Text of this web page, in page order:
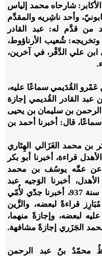
شارحاه محمد إلياس
وأحد ناشِريه والمقدِّم
من قدَّم له: عبد القادر
وتخريجه: شُعيب الأرناؤوط،
ابن علي الدَّقْر، في آخرين،
القُدَيمي سماعًا عليه،
عبد القادر القُديمي إجازة
بن سليمان بن يحيى
قال: أخبرنا أحمد بن
بن محمد الغَزَالي الهِتَاري
قراءة، أخبرنا أبو بكر
عن عمِّه يوسُف بن محمد
أخبرنا الوَجيه عبد
الرحمن بن علي ابن الدَّيْبَع قراءة سنة 937، أخبرنا جدّي لأُمّي
قراءةً لبعضه، والزَّين
لبعضه، وإجازةً منهما،
الجَزَري إجازةً مشافهة.
محمّدُ بنُ عبد الرحمن